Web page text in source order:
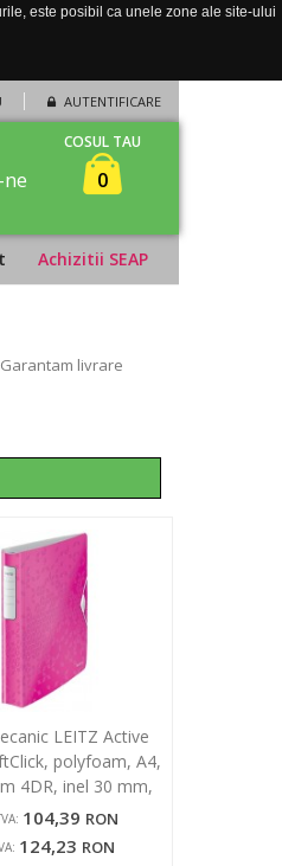
este posibil ca unele zone ale site-ului
AUTENTIFICARE
COSUL TAU
0
Achizitii SEAP
livrare
LEITZ Active
polyfoam, A4,
4DR, inel 30 mm,
roz
104,39 RON
124,23 RON